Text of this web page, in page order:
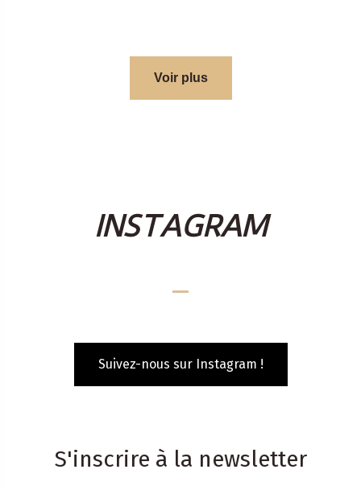
Voir plus
INSTAGRAM
Suivez-nous sur Instagram !
S'inscrire à la newsletter